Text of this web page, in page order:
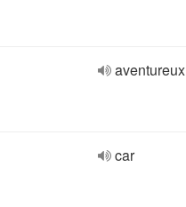
aventureux
car